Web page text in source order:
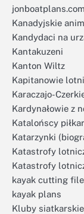
jonboatplans.com
Kanadyjskie
Kandydaci na
Kantakuzeni
Kanton Wiltz
Kapitanowie
Karaczajo-
Kardynałowie z
Katalońscy
Katarzynki
Katastrofy
Katastrofy
kayak cutting
kayak plans
Kluby siatkarskie